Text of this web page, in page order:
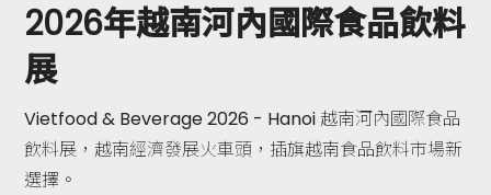
2026年越南河內國際食品飲料
展
Vietfood & Beverage 2026 - Hanoi 越南河內國際食品
飲料展，越南經濟發展火車頭，插旗越南食品飲料市場新
選擇。